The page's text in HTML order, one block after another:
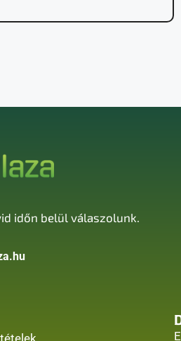
időn belül válaszolunk.